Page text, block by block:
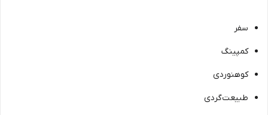
سفر
کمپینگ
کوهنوردی
طبیعت‌گردی